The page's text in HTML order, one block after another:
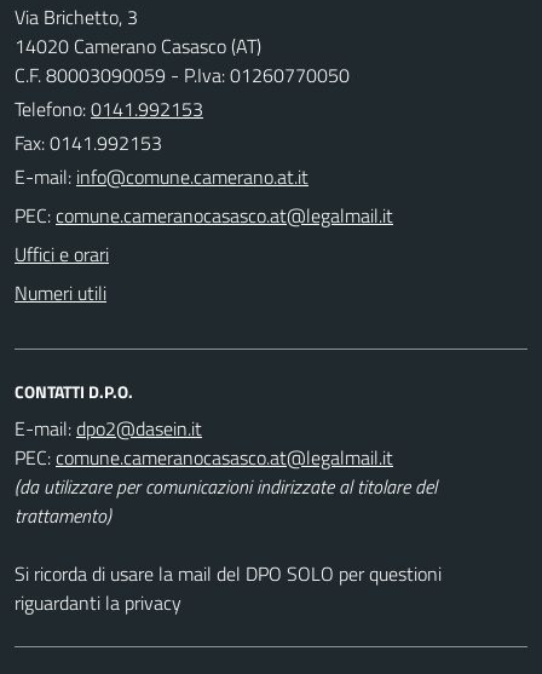
Via Brichetto, 3
14020 Camerano Casasco (AT)
C.F. 80003090059 - P.Iva: 01260770050
Telefono:0141.992153
Fax: 0141.992153
E-mail:
PEC:
Uffici e orari
Numeri utili
CONTATTI D.P.O.
E-mail:
PEC:
(da utilizzare per comunicazioni indirizzate al titolare del
trattamento)
Si ricorda di usare la mail del DPO SOLO per questioni
riguardanti la privacy